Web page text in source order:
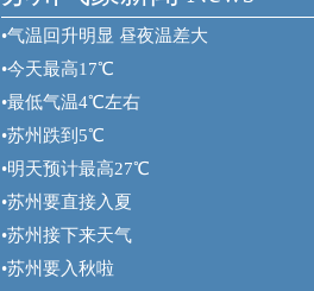
•气温回升明显 昼夜温差大
•今天最高17℃
•最低气温4℃左右
•苏州跌到5℃
•明天预计最高27℃
•苏州要直接入夏
•苏州接下来天气
•苏州要入秋啦